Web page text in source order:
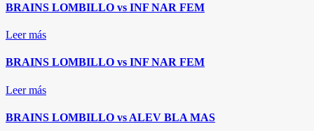
BRAINS LOMBILLO vs INF NAR FEM
Leer más
BRAINS LOMBILLO vs INF NAR FEM
Leer más
BRAINS LOMBILLO vs ALEV BLA MAS